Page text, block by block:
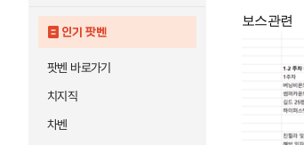
인기 팟벤
팟벤 바로가기
치지직
차벤
보스관련